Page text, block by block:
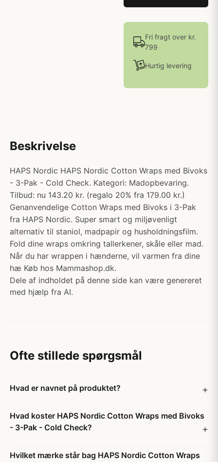
Fri fragt over kr.
799
Hurtig levering
Beskrivelse
HAPS Nordic HAPS Nordic Cotton Wraps med Bivoks
- 3-Pak - Cold Check. Kategori: Madopbevaring.
Tilbud: nu 143.20 kr. (regalo 20% fra 179.00 kr.)
Genanvendelige Cotton Wraps med Bivoks i 3-Pak
fra HAPS Nordic. Super smart og miljøvenligt
alternativ til staniol, madpapir og husholdningsfilm.
Fold dine wraps omkring tallerkener, skåle eller mad.
Når du har wrappen i hænderne, vil varmen fra dine
hæ Køb hos Mammashop.dk.
Dele af indholdet på denne side kan være genereret
med hjælp fra AI.
Ofte stillede spørgsmål
Hvad er navnet på produktet?
Hvad koster HAPS Nordic Cotton Wraps med Bivoks
- 3-Pak - Cold Check?
Hvilket mærke står bag HAPS Nordic Cotton Wraps